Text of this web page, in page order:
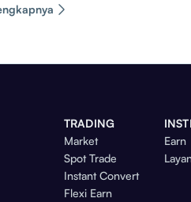
TRADING
Market
Spot Trade
Instant Convert
Flexi Earn
Earn